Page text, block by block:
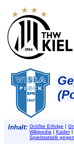
Inhalt: Größte Erfolge |
Wikipedia | Kader|
Spielstatistik